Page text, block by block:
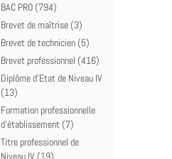
BAC PRO (794)
Brevet de maîtrise (3)
Brevet de technicien (5)
Brevet professionnel (416)
Diplôme d'Etat de Niveau IV
(13)
Formation professionnelle
d'établissement (7)
Titre professionnel de
Niveau IV (19)